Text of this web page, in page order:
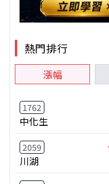
熱門排行
漲幅
1762
中化生
2059
川湖